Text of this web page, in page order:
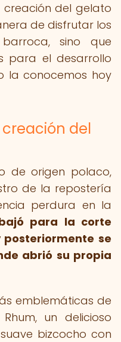
creación del gelato
de disfrutar los
sino que
para el desarrollo
la conocemos hoy
creación del
de origen polaco,
de la repostería
perdura en la
para la corte
posteriormente se
abrió su propia
emblemáticas de
un delicioso
bizcocho con